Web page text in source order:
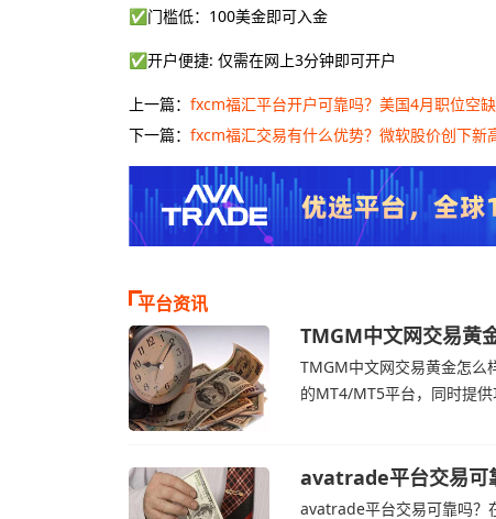
✅门槛低：100美金即可入金
✅开户便捷: 仅需在网上3分钟即可开户
上一篇： fxcm福汇平台开户可靠吗？美国4月职位空
下一篇： fxcm福汇交易有什么优势？微软股价创下新
平台资讯
TMGM中文网交易黄
TMGM官网
TMGM中文网交易黄金怎么
的MT4/MT5平台，同时提
TMGM官网交易资讯了解
avatrade平台交易可
avatrade官网
avatrade平台交易可靠吗？